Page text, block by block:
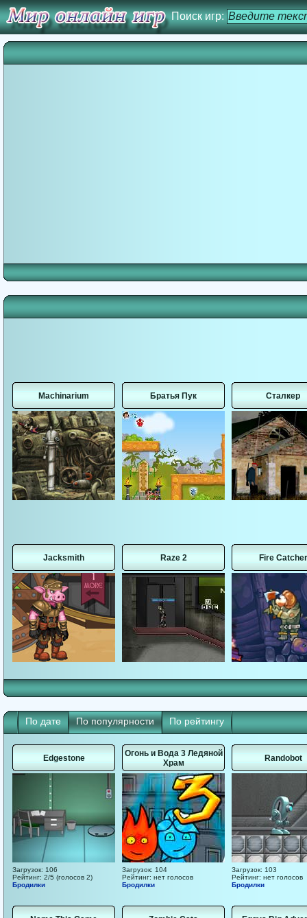
Поиск игр:
Machinarium Братья Пук Сталкер
Jacksmith Raze 2 Fire Catcher
По дате По популярности По рейтингу
Edgestone
Загрузок: 106
Рейтинг: 2/5 (голосов 2)
Бродилки
Огонь и Вода 3 Ледяной
Храм
Загрузок: 104
Рейтинг: нет голосов
Бродилки
Randobot
Загрузок: 103
Рейтинг: нет голосов
Бродилки